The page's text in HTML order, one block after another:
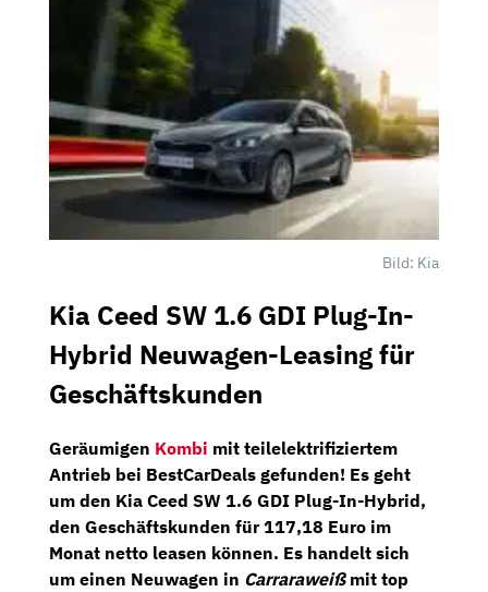
Bild: Kia
Kia Ceed SW 1.6 GDI Plug-In-
Hybrid Neuwagen-Leasing für
Geschäftskunden
Geräumigen Kombi mit teilelektrifiziertem
Antrieb bei BestCarDeals gefunden! Es geht
um den Kia Ceed SW 1.6 GDI Plug-In-Hybrid,
den Geschäftskunden für117,18 Euro im
Monat netto leasen können. Es handelt sich
um einen Neuwagen in Carraraweiß mit top